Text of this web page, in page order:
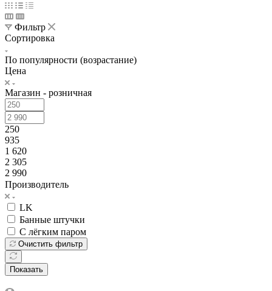
Фильтр
Сортировка
По популярности (возрастание)
Цена
Магазин - розничная
250
935
1 620
2 305
2 990
Производитель
LK
Банные штучки
С лёгким паром
Очистить фильтр
Показать